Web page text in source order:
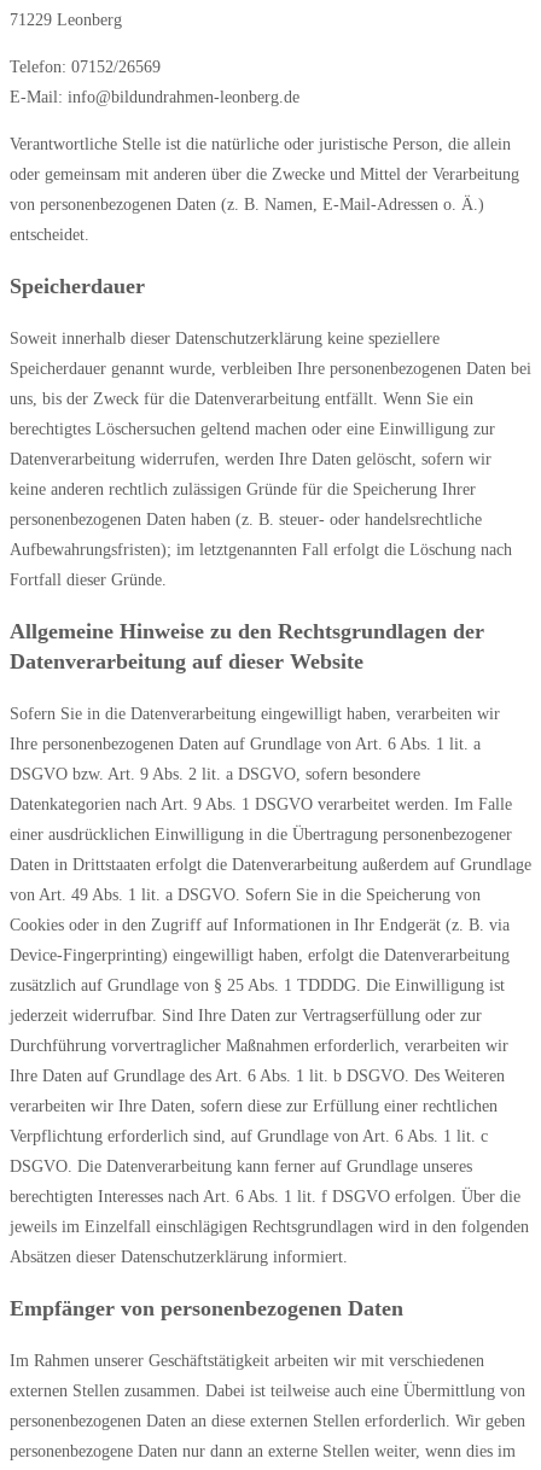
71229 Leonberg
Telefon: 07152/26569
E-Mail: info@bildundrahmen-leonberg.de
Verantwortliche Stelle ist die natürliche oder juristische Person, die allein
oder gemeinsam mit anderen über die Zwecke und Mittel der Verarbeitung
von personenbezogenen Daten (z. B. Namen, E-Mail-Adressen o. Ä.)
entscheidet.
Speicherdauer
Soweit innerhalb dieser Datenschutzerklärung keine speziellere
Speicherdauer genannt wurde, verbleiben Ihre personenbezogenen Daten bei
uns, bis der Zweck für die Datenverarbeitung entfällt. Wenn Sie ein
berechtigtes Löschersuchen geltend machen oder eine Einwilligung zur
Datenverarbeitung widerrufen, werden Ihre Daten gelöscht, sofern wir
keine anderen rechtlich zulässigen Gründe für die Speicherung Ihrer
personenbezogenen Daten haben (z. B. steuer- oder handelsrechtliche
Aufbewahrungsfristen); im letztgenannten Fall erfolgt die Löschung nach
Fortfall dieser Gründe.
Allgemeine Hinweise zu den Rechtsgrundlagen der
Datenverarbeitung auf dieser Website
Sofern Sie in die Datenverarbeitung eingewilligt haben, verarbeiten wir
Ihre personenbezogenen Daten auf Grundlage von Art. 6 Abs. 1 lit. a
DSGVO bzw. Art. 9 Abs. 2 lit. a DSGVO, sofern besondere
Datenkategorien nach Art. 9 Abs. 1 DSGVO verarbeitet werden. Im Falle
einer ausdrücklichen Einwilligung in die Übertragung personenbezogener
Daten in Drittstaaten erfolgt die Datenverarbeitung außerdem auf Grundlage
von Art. 49 Abs. 1 lit. a DSGVO. Sofern Sie in die Speicherung von
Cookies oder in den Zugriff auf Informationen in Ihr Endgerät (z. B. via
Device-Fingerprinting) eingewilligt haben, erfolgt die Datenverarbeitung
zusätzlich auf Grundlage von § 25 Abs. 1 TDDDG. Die Einwilligung ist
jederzeit widerrufbar. Sind Ihre Daten zur Vertragserfüllung oder zur
Durchführung vorvertraglicher Maßnahmen erforderlich, verarbeiten wir
Ihre Daten auf Grundlage des Art. 6 Abs. 1 lit. b DSGVO. Des Weiteren
verarbeiten wir Ihre Daten, sofern diese zur Erfüllung einer rechtlichen
Verpflichtung erforderlich sind, auf Grundlage von Art. 6 Abs. 1 lit. c
DSGVO. Die Datenverarbeitung kann ferner auf Grundlage unseres
berechtigten Interesses nach Art. 6 Abs. 1 lit. f DSGVO erfolgen. Über die
jeweils im Einzelfall einschlägigen Rechtsgrundlagen wird in den folgenden
Absätzen dieser Datenschutzerklärung informiert.
Empfänger von personenbezogenen Daten
Im Rahmen unserer Geschäftstätigkeit arbeiten wir mit verschiedenen
externen Stellen zusammen. Dabei ist teilweise auch eine Übermittlung von
personenbezogenen Daten an diese externen Stellen erforderlich. Wir geben
personenbezogene Daten nur dann an externe Stellen weiter, wenn dies im